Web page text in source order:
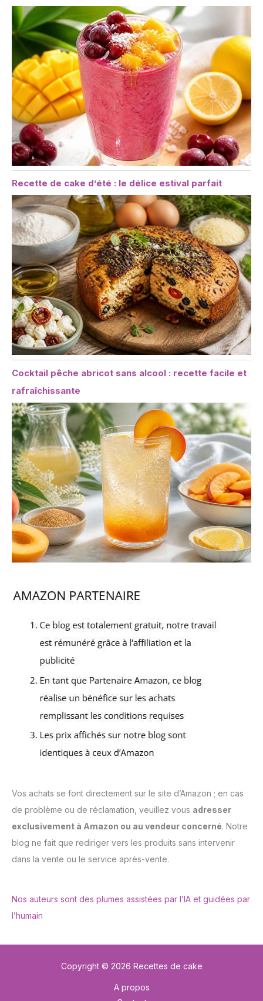
Recette de cake d’été : le délice estival parfait
Cocktail pêche abricot sans alcool : recette facile et
rafraîchissante
Vos achats se font directement sur le site d’Amazon ; en cas
de problème ou de réclamation, veuillez vous adresser
exclusivement à Amazon ou au vendeur concerné. Notre
blog ne fait que rediriger vers les produits sans intervenir
dans la vente ou le service après-vente.
Nos auteurs sont des plumes assistées par l’IA et guidées par
l’humain
Copyright © 2026 Recettes de cake
A propos